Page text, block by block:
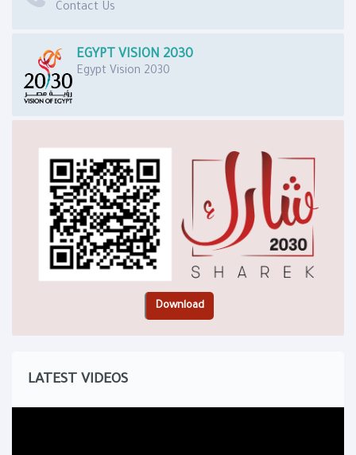
Contact Us
EGYPT VISION 2030
Egypt Vision 2030
LATEST VIDEOS